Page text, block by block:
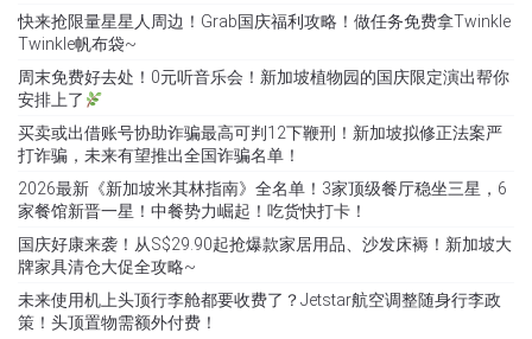
快来抢限量星星人周边！Grab国庆福利攻略！做任务免费拿Twinkle
Twinkle帆布袋~
周末免费好去处！0元听音乐会！新加坡植物园的国庆限定演出帮你
安排上了
买卖或出借账号协助诈骗最高可判12下鞭刑！新加坡拟修正法案严
打诈骗，未来有望推出全国诈骗名单！
2026最新《新加坡米其林指南》全名单！3家顶级餐厅稳坐三星，6
家餐馆新晋一星！中餐势力崛起！吃货快打卡！
国庆好康来袭！从S$29.90起抢爆款家居用品、沙发床褥！新加坡大
牌家具清仓大促全攻略~
未来使用机上头顶行李舱都要收费了？Jetstar航空调整随身行李政
策！头顶置物需额外付费！